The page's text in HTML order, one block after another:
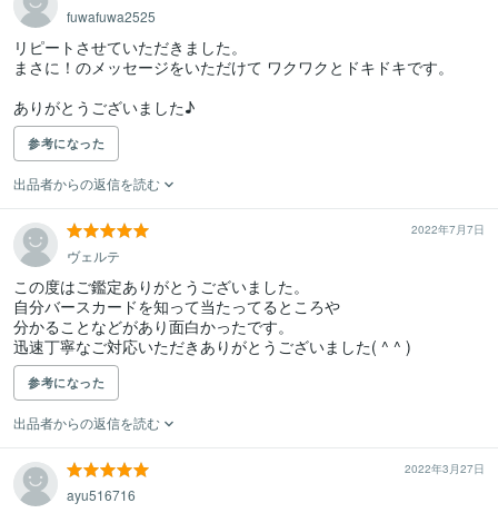
fuwafuwa2525
リピートさせていただきました。
まさに！のメッセージをいただけて ワクワクとドキドキです。
ありがとうございました♪
参考になった
出品者からの返信を読む
2022年7月7日
ヴェルテ
この度はご鑑定ありがとうございました。
自分バースカードを知って当たってるところや
分かることなどがあり面白かったです。
迅速丁寧なご対応いただきありがとうございました( ^ ^ )
参考になった
出品者からの返信を読む
2022年3月27日
ayu516716